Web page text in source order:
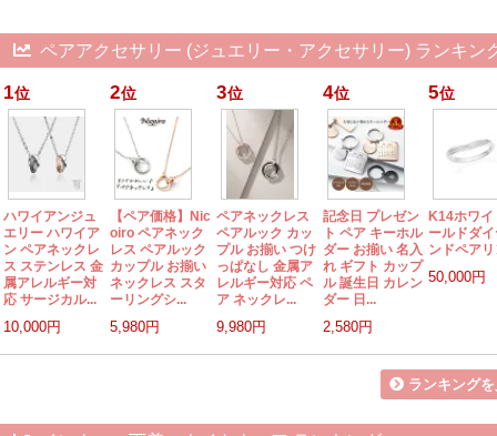
ペアアクセサリー (ジュエリー・アクセサリー) ランキン
1位
ハワイアンジュ
エリー ハワイア
ン ペアネックレ
ス ステンレス 金
属アレルギー対
応 サージカル...
10,000円
2位
【ペア価格】Nic
oiro ペアネック
レス ペアルック
カップル お揃い
ネックレス スタ
ーリングシ...
5,980円
3位
ペアネックレス
ペアルック カッ
プル お揃い つけ
っぱなし 金属ア
レルギー対応 ペ
ア ネックレ...
9,980円
4位
記念日 プレゼン
ト ペア キーホル
ダー お揃い 名入
れ ギフト カップ
ル 誕生日 カレン
ダー 日...
2,580円
5位
K14ホワイ
ールドダ
ンドペア
50,000円
ランキング